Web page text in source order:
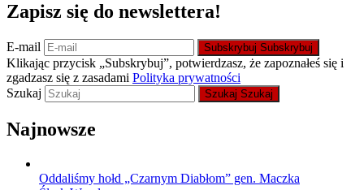
Zapisz się do newslettera!
E-mail Subskrybuj Subskrybuj
Klikając przycisk „Subskrybuj”, potwierdzasz, że zapoznałeś się i
zgadzasz się z zasadami Polityka prywatności
Szukaj
Szukaj Szukaj
Najnowsze
Oddaliśmy hołd „Czarnym Diabłom” gen. Maczka